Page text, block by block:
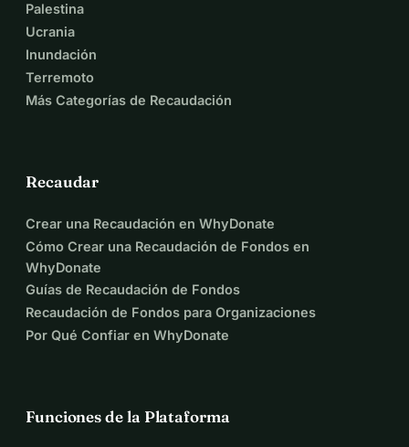
Palestina
Ucrania
Inundación
Terremoto
Más Categorías de Recaudación
Recaudar
Crear una Recaudación en WhyDonate
Cómo Crear una Recaudación de Fondos en
WhyDonate
Guías de Recaudación de Fondos
Recaudación de Fondos para Organizaciones
Por Qué Confiar en WhyDonate
Funciones de la Plataforma